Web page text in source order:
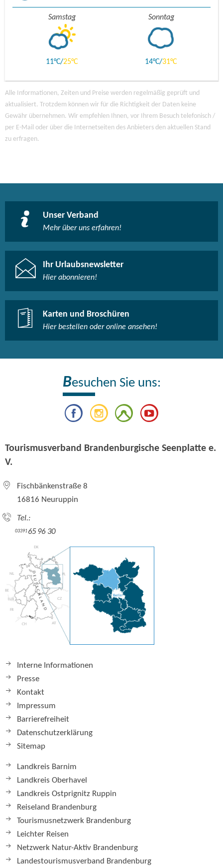
Samstag
11 25
Sonntag
14 31
Alle Informationen, Zeiten und Preise werden regelmäßig geprüft und
aktualisiert. Trotzdem können wir für die Richtigkeit der Daten keine
Gewähr übernehmen. Wir empfehlen Ihnen, vor Ihrem Besuch telefonisch /
per E-Mail oder über die Internetseiten des Anbieters den aktuellen Stand
zu erfragen.
Unser Verband
Mehr über uns erfahren!
Ihr Urlaubsnewsletter
Hier abonnieren!
Karten und Broschüren
Hier bestellen oder online ansehen!
Besuchen Sie uns:
Tourismusverband Brandenburgische Seenplatte e.
V.
Fischbänkenstraße 8
16816 Neuruppin
Tel.:
0339165 96 30
Interne Informationen
Presse
Kontakt
Impressum
Barrierefreiheit
Datenschutzerklärung
Sitemap
Landkreis Barnim
Landkreis Oberhavel
Landkreis Ostprignitz Ruppin
Reiseland Brandenburg
Tourismusnetzwerk Brandenburg
Leichter Reisen
Netzwerk Natur-Aktiv Brandenburg
Landestourismusverband Brandenburg